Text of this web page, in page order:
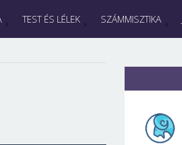
TEST ÉS LÉLEK SZÁMMISZTIKA